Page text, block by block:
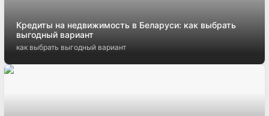
Кредиты на недвижимость в Беларуси: как выбрать
выгодный вариант
как выбрать выгодный вариант